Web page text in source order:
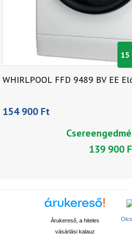
15
WHIRLPOOL FFD 9489 BV EE
154 900 Ft
139 900
Árukereső, a hiteles
vásárlási kalauz